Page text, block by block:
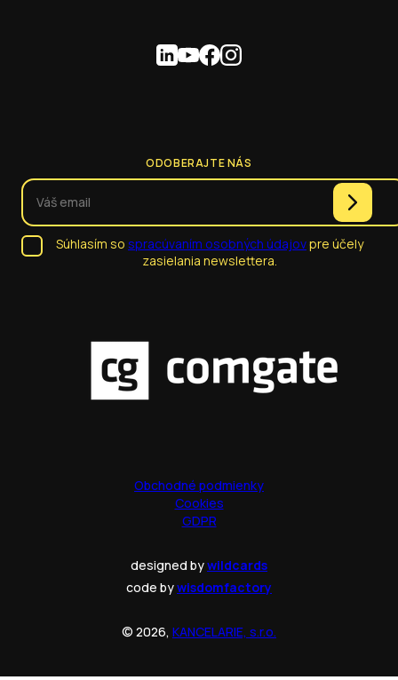
ODOBERAJTE NÁS
Súhlasím so spracúvaním osobných údajovpre účely
zasielania newslettera.
Obchodné podmienky
Cookies
GDPR
designed bywildcards
code bywisdomfactory
© 2026, KANCELARIE, s.r.o.